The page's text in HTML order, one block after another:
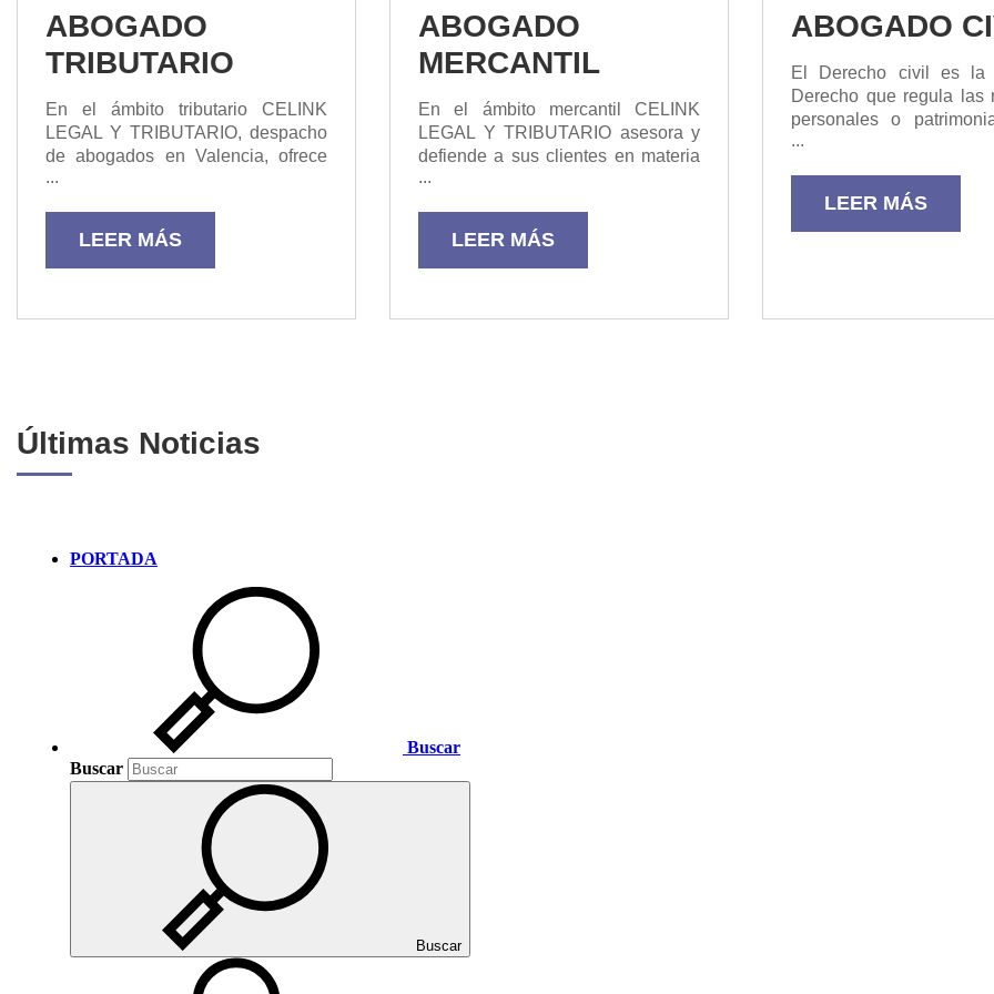
ABOGADO
TRIBUTARIO
En el ámbito tributario CELINK
LEGAL Y TRIBUTARIO, despacho
de abogados en Valencia, ofrece
asesoramiento permanente tanto a
particulares. De forma continua
asesoramos a nuestros clientes en
la adopción de soluciones
res...
...
LEER MÁS
ABOGADO
MERCANTIL
En el ámbito mercantil CELINK
LEGAL Y TRIBUTARIO asesora y
defiende a sus clientes en materia
de: Contratos Constitución de
reducciones de capital Fusiones
Escisiones Operaciones de
reorganización empresarial
...
LEER MÁS
ABOGADO
El Derecho civil es la
Derecho que regula las
personales o
personas privadas, por
siguientes
Obligaciones y
pueden ser cualquier
...
LEER MÁS
Últimas Noticias